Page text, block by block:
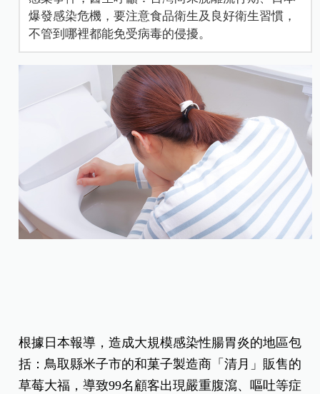
爆發感染危機，要注意食品衛生及良好衛生習慣，
不管到哪裡都能免受病毒的侵擾。
根據日本報導，造成大規模感染性腸胃炎的地區包
括：鳥取縣米子市的和菓子製造商「清月」販售的
草莓大福，導致99名顧客出現嚴重腹瀉、嘔吐等症